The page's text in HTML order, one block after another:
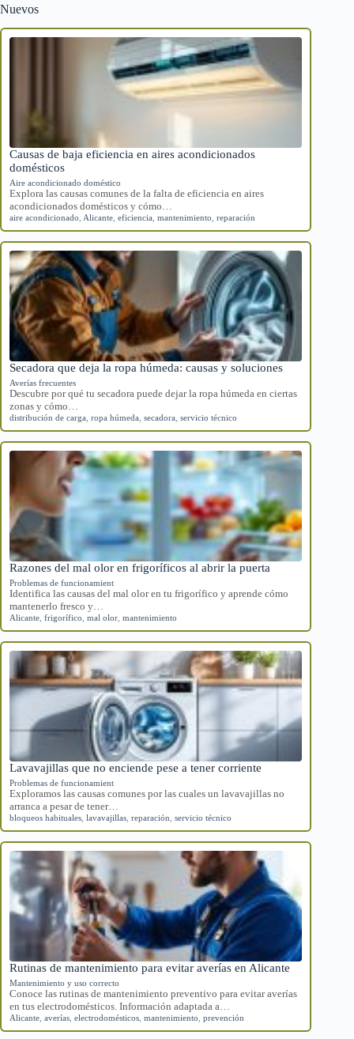
Nuevos
Causas de baja eficiencia en aires acondicionados
domésticos
Aire acondicionado doméstico
Explora las causas comunes de la falta de eficiencia en aires
acondicionados domésticos y cómo…
aire acondicionado Alicante eficiencia mantenimiento reparación
Secadora que deja la ropa húmeda: causas y soluciones
Averías frecuentes
Descubre por qué tu secadora puede dejar la ropa húmeda en ciertas
zonas y cómo…
distribución de carga ropa húmeda secadora servicio técnico
Razones del mal olor en frigoríficos al abrir la puerta
Problemas de funcionamient
Identifica las causas del mal olor en tu frigorífico y aprende cómo
mantenerlo fresco y…
Alicante frigorífico mal olor mantenimiento
Lavavajillas que no enciende pese a tener corriente
Problemas de funcionamient
Exploramos las causas comunes por las cuales un lavavajillas no
arranca a pesar de tener…
bloqueos habituales lavavajillas reparación servicio técnico
Rutinas de mantenimiento para evitar averías en Alicante
Mantenimiento y uso correcto
Conoce las rutinas de mantenimiento preventivo para evitar averías
en tus electrodomésticos. Información adaptada a…
Alicante averías electrodomésticos mantenimiento prevención